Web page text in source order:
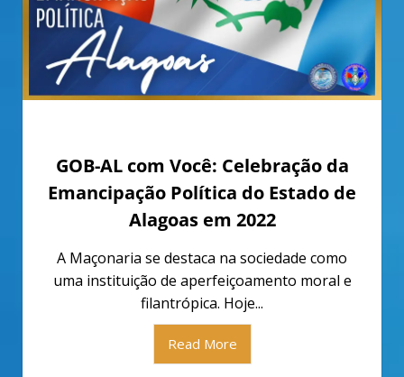
GOB-AL com Você: Celebração da
Emancipação Política do Estado de
Alagoas em 2022
A Maçonaria se destaca na sociedade como
uma instituição de aperfeiçoamento moral e
filantrópica. Hoje...
Read More